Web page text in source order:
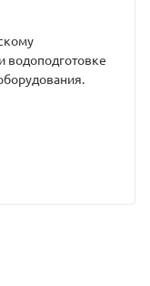
водоподготовке